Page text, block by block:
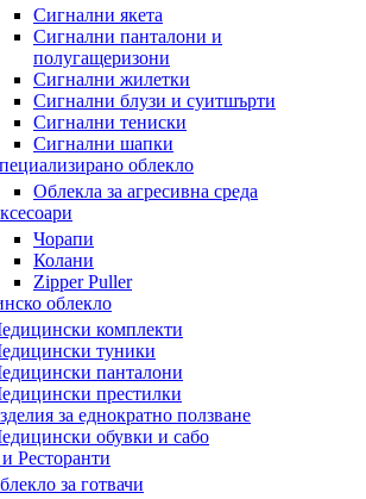
Сигнални якета
Сигнални панталони и
полугащеризони
Сигнални жилетки
Сигнални блузи и суитшърти
Сигнални тениски
Сигнални шапки
облекло
Облекла за агресивна среда
Чорапи
Колани
Zipper Puller
облекло
комплекти
туники
панталони
престилки
за еднократно ползване
обувки и сабо
Ресторанти
за готвачи